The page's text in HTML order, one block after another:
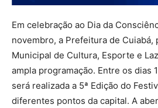
Em celebração ao Dia da
novembro, a Prefeitura de Cuiabá,
Municipal de Cultura, Esporte e
ampla programação. Entre os dias
será realizada a 5ª Edição do
diferentes pontos da capital. A